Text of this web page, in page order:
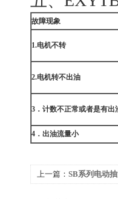
故障现象
1.电机不转
2.电机转不出油
3 ．计数不正常或者是有出
4 ．出油流量小
上一篇： SB系列电动